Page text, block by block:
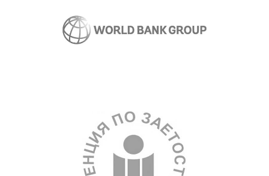
World Bank
Подбор на експертни позиции
Employment Agency
Обучение за меки умения на 100+